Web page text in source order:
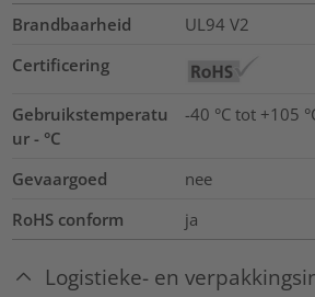
Brandbaarheid
UL94 V2
Certificering
Gebruikstemperatu
ur - °C
-40 °C tot +105
Gevaargoed
nee
RoHS conform
ja
Logistieke- en